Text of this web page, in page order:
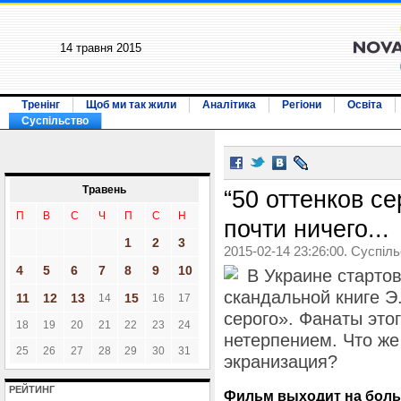
14 травня 2015
Тренінг Щоб ми так жили Аналітика Регіони
Освіта
Суспільство
Травень
П В С Ч П С Н
1 2
3
4
5 6 7 8 9
10
11
12 13 14 15 16 17
18 19 20 21 22 23 24
25 26 27 28 29 30 31
РЕЙТИНГ
“50 оттенков
почти ничего...
2015-02-14 23:26:00.
В Украине
скандальной книге
серого». Фанаты
нетерпением. Что
экранизация?
Фильм выходит на